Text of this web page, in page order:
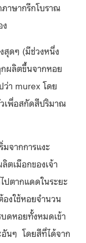
าษากรีกโบราณ
สุดๆ (มีช่วงหนึ่ง
กผลิตขึ้นจากหอย
า murex โดย
เพื่อสกัดสีปริมาณ
มจากการแงะ
ตเมือกของเจ้า
ปตากแดดในระยะ
องใช้หอยจำนวน
ดหอยทั้งหมดเข้า
นๆ โดยสีที่ได้จาก